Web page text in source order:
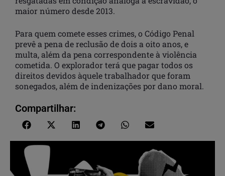
maior número desde 2013.
Para quem comete esses crimes, o Código Penal
prevê a pena de reclusão de dois a oito anos, e
multa, além da pena correspondente à violência
cometida. O explorador terá que pagar todos os
direitos devidos àquele trabalhador que foram
sonegados, além de indenizações por dano moral.
Compartilhar: